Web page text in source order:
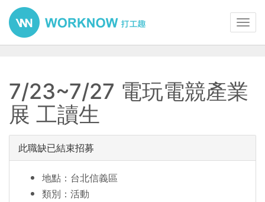
7/23~7/27 電玩電競產業
展 工讀生
此職缺已結束招募
地點：台北信義區
類別：活動